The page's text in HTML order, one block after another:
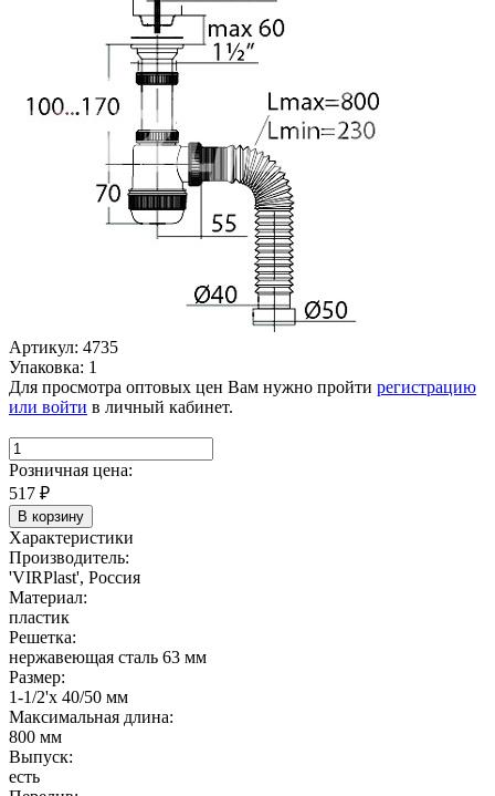
Артикул: 4735
Упаковка: 1
Для просмотра оптовых цен Вам нужно пройти регистрацию
или войти в личный кабинет.
Розничная цена:
517 ₽
В корзину
Характеристики
Производитель:
'VIRPlast', Россия
Материал:
пластик
Решетка:
нержавеющая сталь 63 мм
Размер:
1-1/2'х 40/50 мм
Максимальная длина:
800 мм
Выпуск:
есть